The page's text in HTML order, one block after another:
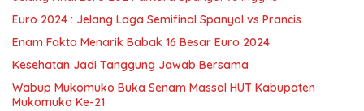
Euro 2024 : Jelang Laga Semifinal Spanyol vs Prancis
Enam Fakta Menarik Babak 16 Besar Euro 2024
Kesehatan Jadi Tanggung Jawab Bersama
Wabup Mukomuko Buka Senam Massal HUT Kabupaten
Mukomuko Ke-21